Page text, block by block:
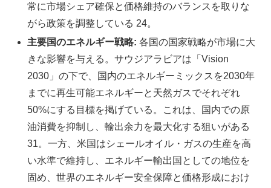
常に市場シェア確保と価格維持のバランスを取りな
がら政策を調整している 24。
主要国のエネルギー戦略: 各国の国家戦略が市場に大
きな影響を与える。サウジアラビアは「Vision
2030」の下で、国内のエネルギーミックスを2030年
までに再生可能エネルギーと天然ガスでそれぞれ
50%にする目標を掲げている。これは、国内での原
油消費を抑制し、輸出余力を最大化する狙いがある
31。一方、米国はシェールオイル・ガスの生産を高
い水準で維持し、エネルギー輸出国としての地位を
固め、世界のエネルギー安全保障と価格形成におけ